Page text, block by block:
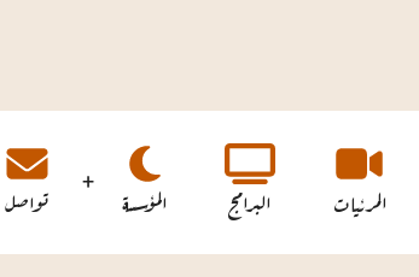
المرئيات البرامج المؤسسة تواصل